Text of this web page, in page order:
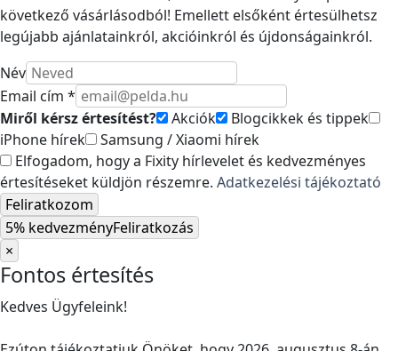
következő vásárlásodból! Emellett elsőként értesülhetsz
legújabb ajánlatainkról, akcióinkról és újdonságainkról.
Név
Email cím *
Miről kérsz értesítést?
Akciók
Blogcikkek és tippek
iPhone hírek
Samsung / Xiaomi hírek
Elfogadom, hogy a Fixity hírlevelet és kedvezményes
értesítéseket küldjön részemre. Adatkezelési tájékoztató
Feliratkozom
5% kedvezményFeliratkozás
×
Fontos értesítés
Kedves Ügyfeleink!